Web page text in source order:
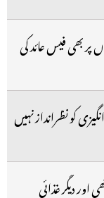
پر بھی فیس عائد کی
کو نظرانداز نہیں
گھی اور دیگر غذائی